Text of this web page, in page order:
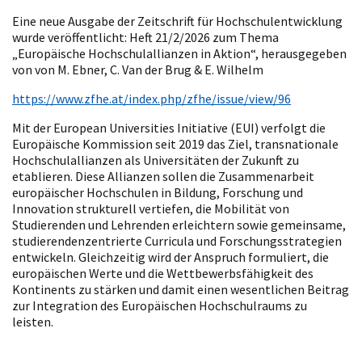
Eine neue Ausgabe der Zeitschrift für Hochschulentwicklung
wurde veröffentlicht: Heft 21/2/2026 zum Thema
„Europäische Hochschulallianzen in Aktion“, herausgegeben
von von M. Ebner, C. Van der Brug & E. Wilhelm
https://www.zfhe.at/index.php/zfhe/issue/view/96
Mit der European Universities Initiative (EUI) verfolgt die
Europäische Kommission seit 2019 das Ziel, transnationale
Hochschulallianzen als Universitäten der Zukunft zu
etablieren. Diese Allianzen sollen die Zusammenarbeit
europäischer Hochschulen in Bildung, Forschung und
Innovation strukturell vertiefen, die Mobilität von
Studierenden und Lehrenden erleichtern sowie gemeinsame,
studierendenzentrierte Curricula und Forschungsstrategien
entwickeln. Gleichzeitig wird der Anspruch formuliert, die
europäischen Werte und die Wettbewerbsfähigkeit des
Kontinents zu stärken und damit einen wesentlichen Beitrag
zur Integration des Europäischen Hochschulraums zu
leisten.